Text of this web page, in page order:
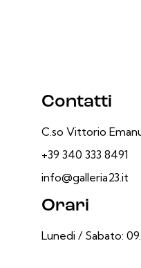
Contatti
C.so Vittorio
+39 340 333 8491
info@galleria23.it
Orari
Lunedi / Sabato: